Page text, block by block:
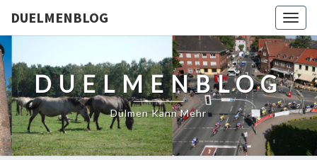
DUELMENBLOG
DUELMENBLOG
Dülmen Kann Mehr